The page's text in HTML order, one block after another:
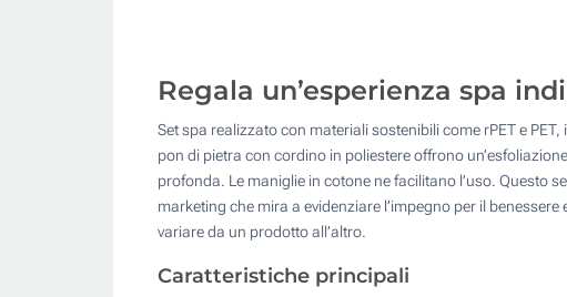
Regala un’esperienza spa
Set spa realizzato con materiali sostenibili come rPET e
pon di pietra con cordino in poliestere offrono
profonda. Le maniglie in cotone ne facilitano l’uso. Questo
marketing che mira a evidenziare l’impegno per il
variare da un prodotto all’altro.
Caratteristiche principali